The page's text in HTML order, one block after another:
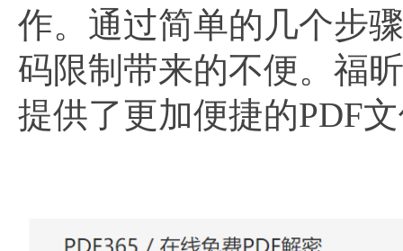
作。通过简单的几个步
码限制带来的不便。福
提供了更加便捷的PDF